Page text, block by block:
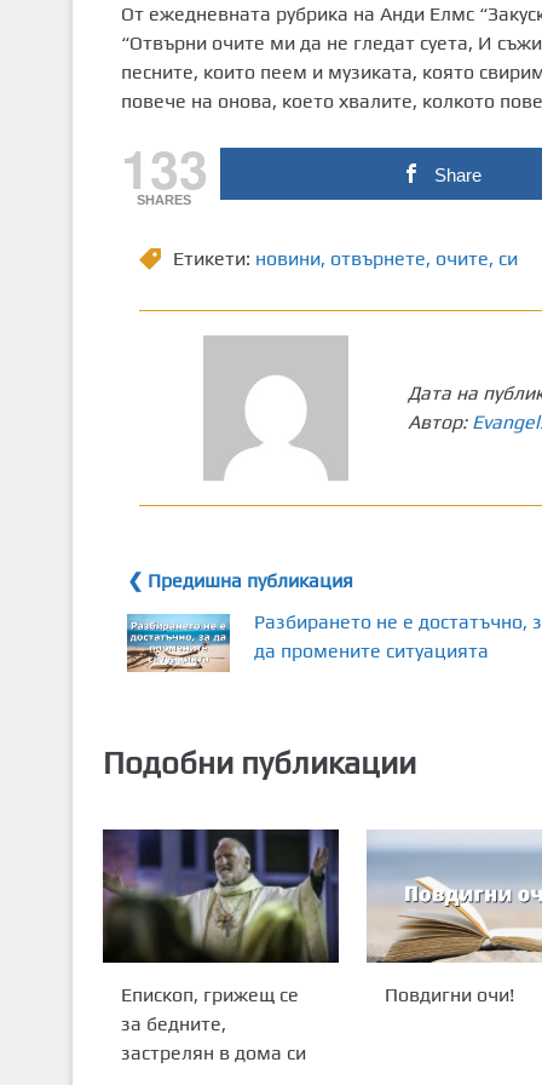
От ежедневната рубрика на Анди Елмс
“Отвърни очите ми да не гледат суета, И
песните, които пеем и музиката, която
повече на онова, което хвалите, колкото
133
SHARES
Share
Етикети: новини, отвърнете, очите, си
Дата на
Автор:
❮ Предишна публикация
Разбирането не е достатъчно,
да промените ситуацията
Подобни публикации
Епископ, грижещ се
за бедните,
застрелян в дома си
Повдигни очи!